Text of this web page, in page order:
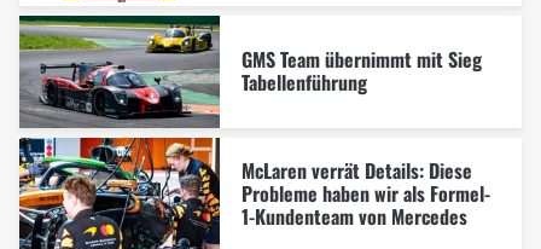
GMS Team übernimmt mit Sieg
Tabellenführung
McLaren verrät Details: Diese
Probleme haben wir als Formel-
1-Kundenteam von Mercedes